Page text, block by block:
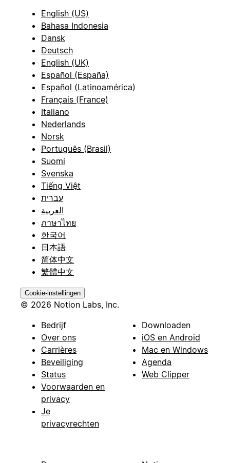
English (US)
Bahasa Indonesia
Dansk
Deutsch
English (UK)
Español (España)
Español (Latinoamérica)
Français (France)
Italiano
Nederlands
Norsk
Português (Brasil)
Suomi
Svenska
Tiếng Việt
עברית
العربية
ภาษาไทย
한국어
日本語
简体中文
繁體中文
Cookie-instellingen
© 2026 Notion Labs, Inc.
Bedrijf
Over ons
Carrières
Beveiliging
Status
Voorwaarden en
privacy
Je
privacyrechten
Downloaden
iOS en Android
Mac en Windows
Agenda
Web Clipper